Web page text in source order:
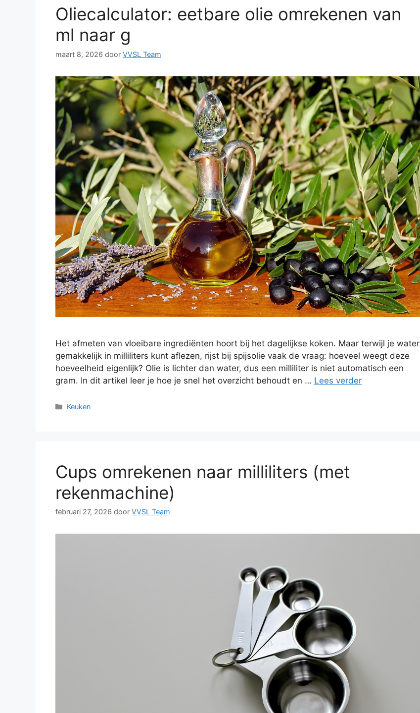
Oliecalculator: eetbare olie omrekenen van
ml naar g
maart 8, 2026 door VVSL Team
Het afmeten van vloeibare ingrediënten hoort bij het dagelijkse koken. Maar terwijl je water
gemakkelijk in milliliters kunt aflezen, rijst bij spijsolie vaak de vraag: hoeveel weegt deze
hoeveelheid eigenlijk? Olie is lichter dan water, dus een milliliter is niet automatisch een
gram. In dit artikel leer je hoe je snel het overzicht behoudt en … Lees verder
Categorieën
Keuken
Cups omrekenen naar milliliters (met
rekenmachine)
februari 27, 2026 door VVSL Team